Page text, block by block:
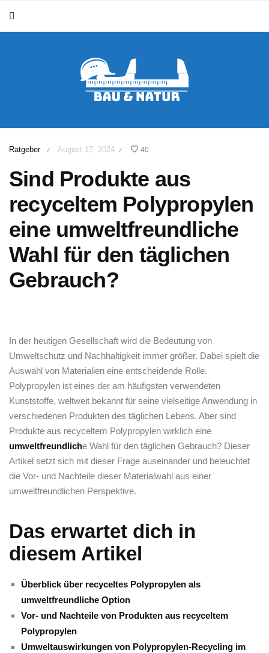
Ratgeber / August 17, 2024 / 40
Sind Produkte aus
recyceltem Polypropylen
eine umweltfreundliche
Wahl für den täglichen
Gebrauch?
In der​ heutigen Gesellschaft wird die Bedeutung von
Umweltschutz⁣ und Nachhaltigkeit ‍immer größer. ⁣Dabei spielt die
Auswahl von Materialien eine entscheidende Rolle.
Polypropylen ist eines der ​am häufigsten verwendeten
Kunststoffe,⁢ weltweit ‍bekannt für seine vielseitige Anwendung‍ in
verschiedenen Produkten des ​täglichen Lebens. Aber sind
Produkte aus recyceltem Polypropylen wirklich eine
umweltfreundliche Wahl für den täglichen Gebrauch? Dieser
Artikel⁢ setzt sich mit dieser Frage auseinander und beleuchtet
die ‌Vor- und Nachteile dieser Materialwahl ⁢aus‍ einer
⁣umweltfreundlichen Perspektive.
Das erwartet dich in
diesem Artikel
Überblick ⁢über⁤ recyceltes Polypropylen‌ als
umweltfreundliche Option
Vor- und Nachteile von Produkten aus recyceltem
Polypropylen
Umweltauswirkungen von Polypropylen-Recycling im